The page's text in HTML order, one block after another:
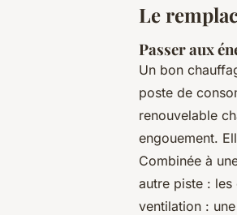
Le
Passer aux
Un bon
poste de
renouvelable
engouement.
Combinée à
autre piste : les
ventilation : une